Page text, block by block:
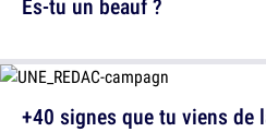
+40 signes que tu viens de